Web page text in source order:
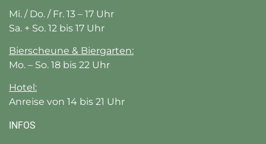
Mi. / Do. / Fr. 13 – 17 Uhr
Sa. + So. 12 bis 17 Uhr
Bierscheune & Biergarten:
Mo. – So. 18 bis 22 Uhr
Hotel:
Anreise von 14 bis 21 Uhr
INFOS